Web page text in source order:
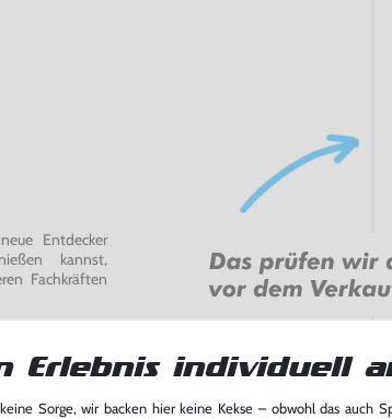
Entdecker
kannst,
Fachkräften
trägst du
und damit
Erlebnis individuell
Sorge, wir backen hier keine Kekse – obwohl das auch